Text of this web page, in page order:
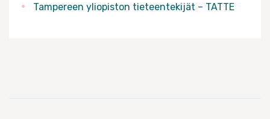
Tampereen yliopiston tieteentekijät – TATTE